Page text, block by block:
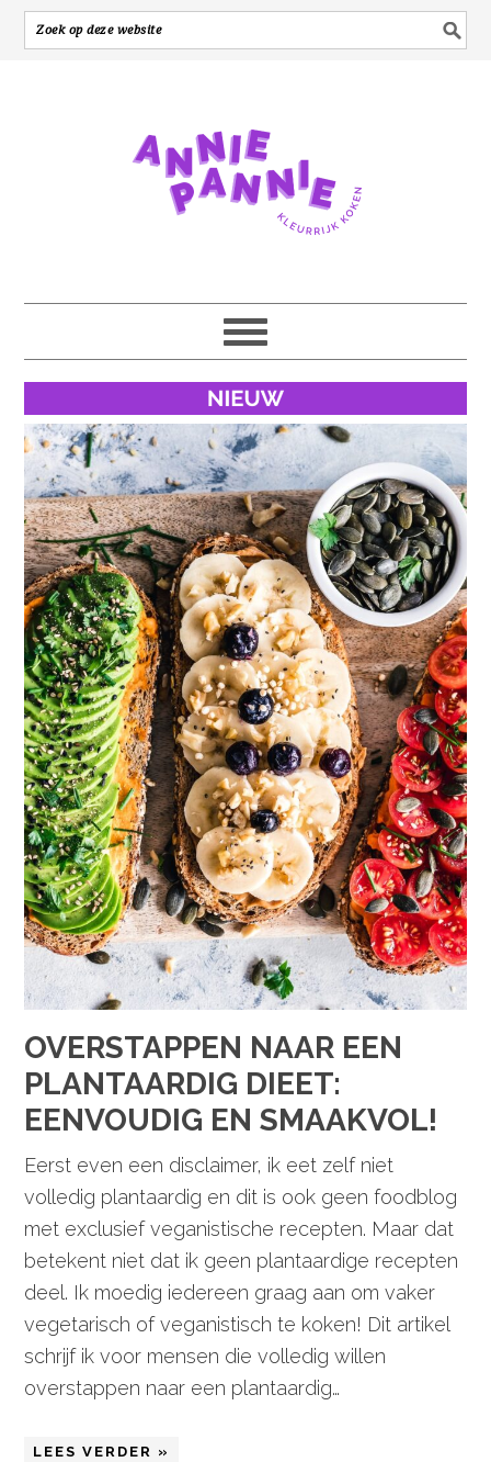
OVERSTAPPEN NAAR EEN
PLANTAARDIG DIEET:
EENVOUDIG EN SMAAKVOL!
Eerst even een disclaimer, ik eet zelf niet
volledig plantaardig en dit is ook geen foodblog
met exclusief veganistische recepten. Maar dat
betekent niet dat ik geen plantaardige recepten
deel. Ik moedig iedereen graag aan om vaker
vegetarisch of veganistisch te koken! Dit artikel
schrijf ik voor mensen die volledig willen
overstappen naar een plantaardig…
LEES VERDER »